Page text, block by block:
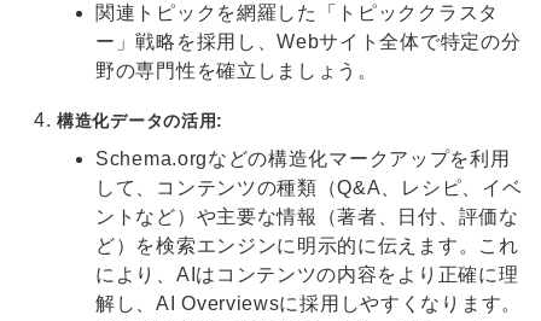
関連トピックを網羅した「トピッククラスタ
ー」戦略を採用し、Webサイト全体で特定の分
野の専門性を確立しましょう。
構造化データの活用:
Schema.orgなどの構造化マークアップを利用
して、コンテンツの種類（Q&A、レシピ、イベ
ントなど）や主要な情報（著者、日付、評価な
ど）を検索エンジンに明示的に伝えます。これ
により、AIはコンテンツの内容をより正確に理
解し、AI Overviewsに採用しやすくなります。